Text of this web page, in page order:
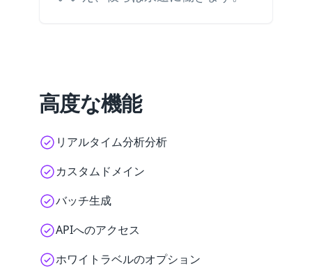
高度な機能
リアルタイム分析分析
カスタムドメイン
バッチ生成
APIへのアクセス
ホワイトラベルのオプション